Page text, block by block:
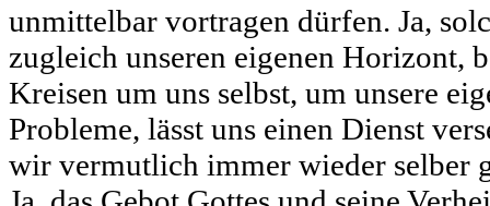
unmittelbar vortragen dürfen. Ja,
zugleich unseren eigenen Horizont,
Kreisen um uns selbst, um unsere
Probleme, lässt uns einen Dienst
wir vermutlich immer wieder selber